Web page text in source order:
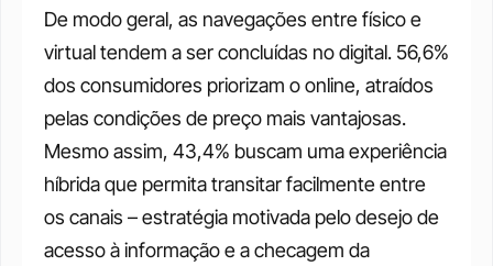
De modo geral, as navegações entre físico e
virtual tendem a ser concluídas no digital. 56,6%
dos consumidores priorizam o online, atraídos
pelas condições de preço mais vantajosas.
Mesmo assim, 43,4% buscam uma experiência
híbrida que permita transitar facilmente entre
os canais – estratégia motivada pelo desejo de
acesso à informação e a checagem da